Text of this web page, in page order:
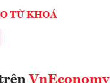
TỪ KHOÁ
VnEconomy